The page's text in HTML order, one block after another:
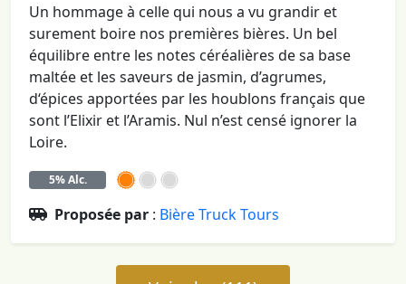
Un hommage à celle qui nous a vu grandir et
surement boire nos premières bières. Un bel
équilibre entre les notes céréalières de sa base
maltée et les saveurs de jasmin, d’agrumes,
d‘épices apportées par les houblons français que
sont l’Elixir et l’Aramis. Nul n’est censé ignorer la
Loire.
5% Alc.
Proposée par : Bière Truck Tours